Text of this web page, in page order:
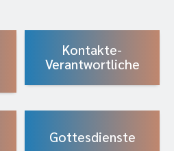
Kontakte-
Verantwortliche
Gottesdienste